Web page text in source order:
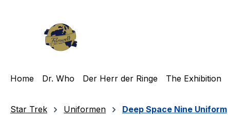
Home Dr. Who Der Herr der Ringe The Exhibition
Star Trek Uniformen Deep Space Nine Uniform